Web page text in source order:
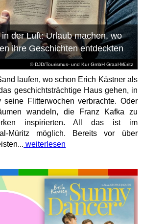
© DJD/Tourismus- und Kur GmbH Graal-Müritz
der Luft: Urlaub machen, wo
ihre Geschichten entdeckten
laufen, wo schon Erich Kästner als
geschichtsträchtige Haus gehen, in
seine Flitterwochen verbrachte. Oder
wandeln, die Franz Kafka zu
inspirierten. All das ist im
Müritz möglich. Bereits vor über
weiterlesen